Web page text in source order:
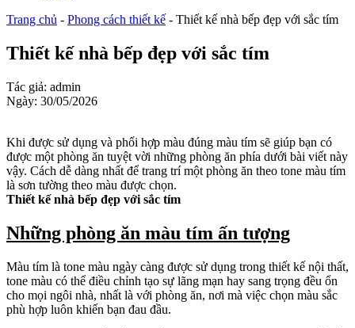
Trang chủ - Phong cách thiết kế - Thiết kế nhà bếp đẹp với sắc tím
Thiết kế nhà bếp đẹp với sắc tím
Tác giả: admin
Ngày: 30/05/2026
Khi được sử dụng và phối hợp màu đúng màu tím sẽ giúp bạn có
được một phòng ăn tuyệt vời những phòng ăn phía dưới bài viết này
vậy. Cách dễ dàng nhất để trang trí một phòng ăn theo tone màu tím
là sơn tường theo màu được chọn.
Thiết kế nhà bếp đẹp với sắc tím
Những phòng ăn màu tím ấn tượng
Màu tím là tone màu ngày càng được sử dụng trong thiết kế nội thất,
tone màu có thể điều chỉnh tạo sự lãng mạn hay sang trọng đều ổn
cho mọi ngôi nhà, nhất là với phòng ăn, nơi mà việc chọn màu sắc
phù hợp luôn khiến bạn đau đầu.